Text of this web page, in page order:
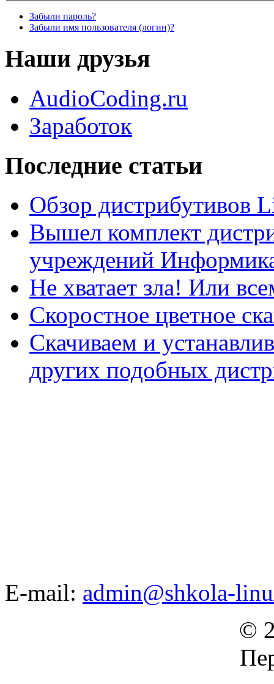
Забыли пароль?
Забыли имя пользователя (логин)?
Наши друзья
AudioCoding.ru
Заработок
Последние статьи
Обзор дистрибутивов
Вышел комплект
учреждений
Не хватает зла! Или
Скоростное цветное
Скачиваем и
других подобных
E-mail: admin@shkola-
©